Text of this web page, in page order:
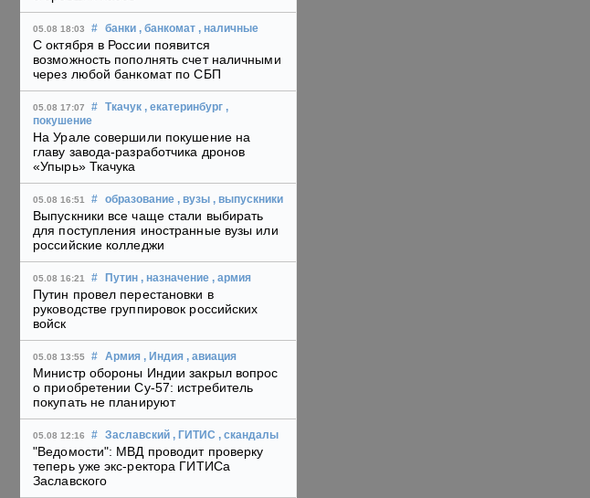
05.08 18:03 # банки , банкомат , наличные
С октября в России появится
возможность пополнять счет наличными
через любой банкомат по СБП
05.08 17:07 # Ткачук , екатеринбург ,
покушение
На Урале совершили покушение на
главу завода-разработчика дронов
«Упырь» Ткачука
05.08 16:51 # образование , вузы , выпускники
Выпускники все чаще стали выбирать
для поступления иностранные вузы или
российские колледжи
05.08 16:21 # Путин , назначение , армия
Путин провел перестановки в
руководстве группировок российских
войск
05.08 13:55 # Армия , Индия , авиация
Министр обороны Индии закрыл вопрос
о приобретении Су-57: истребитель
покупать не планируют
05.08 12:16 # Заславский , ГИТИС , скандалы
"Ведомости": МВД проводит проверку
теперь уже экс-ректора ГИТИСа
Заславского